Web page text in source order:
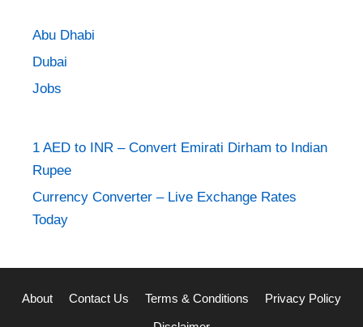
Abu Dhabi
Dubai
Jobs
1 AED to INR – Convert Emirati Dirham to Indian
Rupee
Currency Converter – Live Exchange Rates
Today
About Contact Us Terms & Conditions Privacy Policy